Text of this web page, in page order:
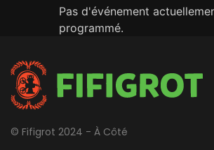
Pas d'événement
programmé.
© Fifigrot 2024 - À Côté